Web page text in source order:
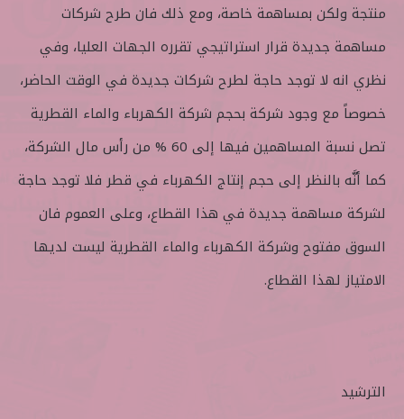
منتجة ولكن بمساهمة خاصة، ومع ذلك فان طرح شركات
مساهمة جديدة قرار استراتيجي تقرره الجهات العليا، وفي
نظري انه لا توجد حاجة لطرح شركات جديدة في الوقت الحاضر،
خصوصاً مع وجود شركة بحجم شركة الكهرباء والماء القطرية
تصل نسبة المساهمين فيها إلى 60 % من رأس مال الشركة،
كما أنَّه بالنظر إلى حجم إنتاج الكهرباء في قطر فلا توجد حاجة
لشركة مساهمة جديدة في هذا القطاع، وعلى العموم فان
السوق مفتوح وشركة الكهرباء والماء القطرية ليست لديها
الامتياز لهذا القطاع.
الترشيد